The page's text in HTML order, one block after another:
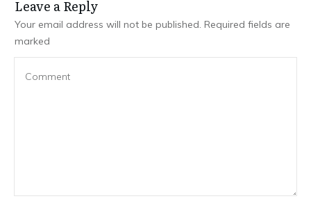
Leave a Repl​​​​​y
Your email address will not be published. Required fields are
marked